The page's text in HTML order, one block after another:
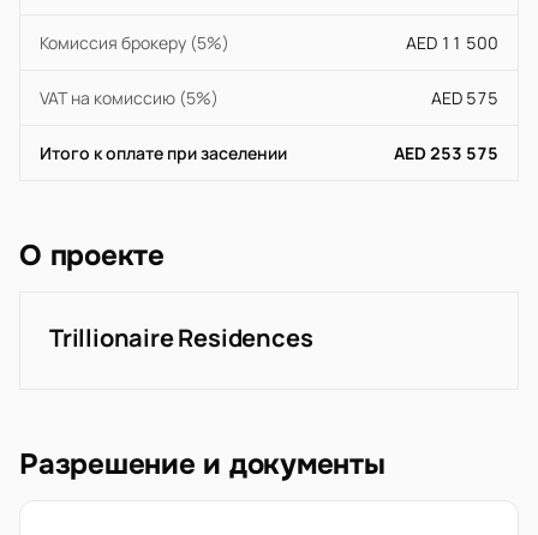
Комиссия брокеру (5%) AED 11 500
VAT на комиссию (5%) AED 575
Итого к оплате при заселении AED 253 575
О проекте
Trillionaire Residences
Разрешение и документы